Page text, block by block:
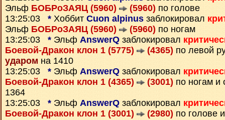
Эльф БОБРоЗАЯЦ (5960) (5960) по голове
13:25:03 * Хоббит Cuon alpinus заблокировал
Эльф БОБРоЗАЯЦ (5960) (5960) по ногам
13:25:03 * Эльф AnswerQ заблокировал
Боевой-Дракон клон 1 (5775)
(4365) по левой
ударом на 1410
13:25:03 * Эльф AnswerQ заблокировал
Боевой-Дракон клон 1 (4365)
(3001) по ногам и
1364
13:25:03 * Эльф AnswerQ заблокировал
Боевой-Дракон клон 1 (3001)
(2980) по голове